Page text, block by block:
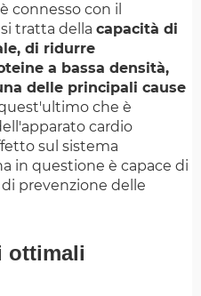
connesso con il
tratta della capacità di
di ridurre
a bassa densità,
delle principali cause
che è
cardio
sul sistema
in questione è capace di
prevenzione delle
ottimali